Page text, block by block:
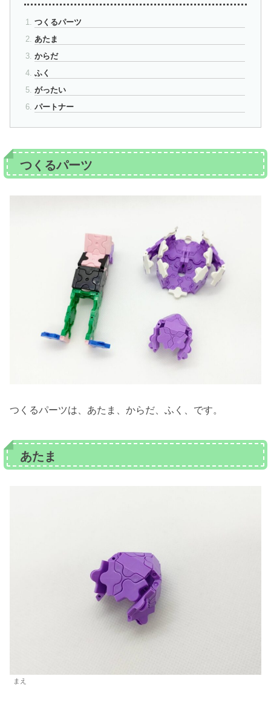
つくるパーツ
あたま
からだ
ふく
がったい
パートナー
つくるパーツ
つくるパーツは、あたま、からだ、ふく、です。
あたま
まえ